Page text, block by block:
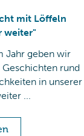
mit Löffeln
weiter"
Jahr geben wir
Geschichten rund
in unserer
...